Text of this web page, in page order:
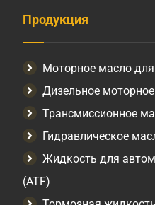
Продукция
Моторное масло
Дизельное
Трансмиссионное
Гидравлическое
Жидкость для
(ATF)